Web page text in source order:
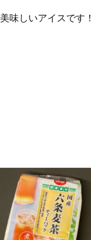
味しいアイスです！